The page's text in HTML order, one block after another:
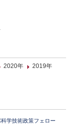
2020年
2019年
学技術政策フェロー